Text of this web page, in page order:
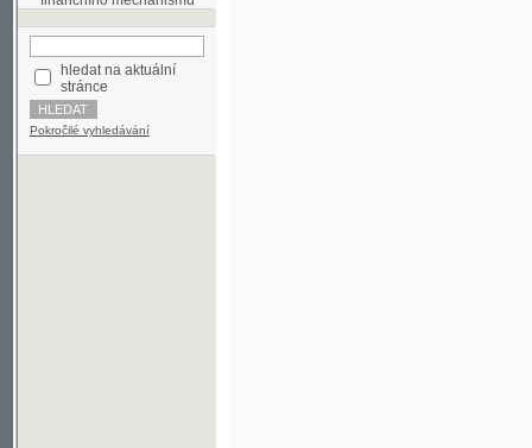
hledat na aktuální
stránce
Pokročilé vyhledávání